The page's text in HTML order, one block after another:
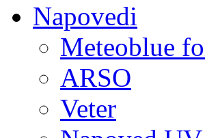
Napovedi
Meteoblue
ARSO
Veter